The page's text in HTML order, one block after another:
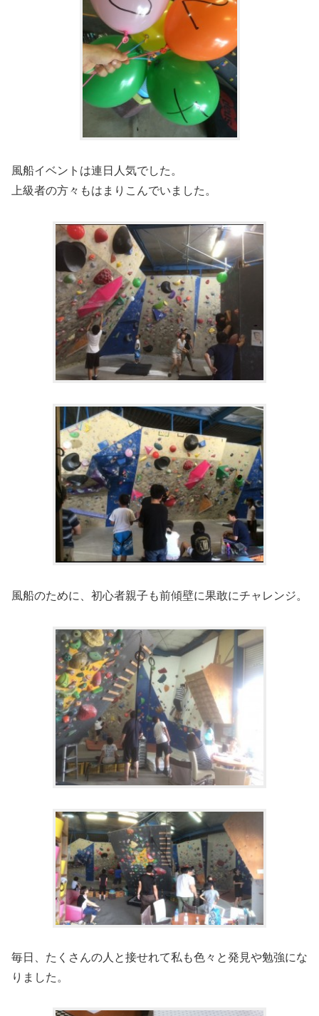
風船イベントは連日人気でした。
上級者の方々もはまりこんでいました。
風船のために、初心者親子も前傾壁に果敢にチャレンジ。
毎日、たくさんの人と接せれて私も色々と発見や勉強にな
りました。